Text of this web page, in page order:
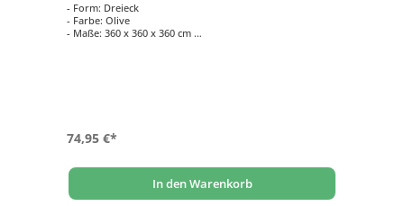
- Form: Dreieck
- Farbe: Olive
- Maße: 360 x 360 x 360 cm
74,95 €*
In den Warenkorb